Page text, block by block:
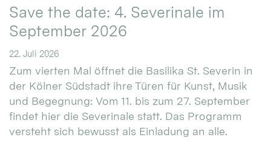
Save the date: 4. Severinale im
September 2026
22. Juli 2026
Zum vierten Mal öffnet die Basilika St. Severin in
der Kölner Südstadt ihre Türen für Kunst, Musik
und Begegnung: Vom 11. bis zum 27. September
findet hier die Severinale statt. Das Programm
versteht sich bewusst als Einladung an alle.